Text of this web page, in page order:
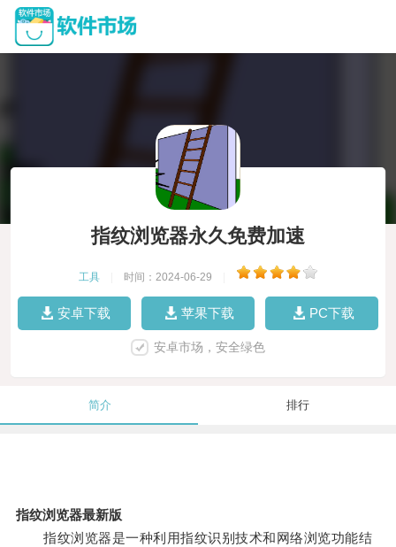
指纹浏览器永久免费加速
工具 时间：2024-06-29
安卓下载 苹果下载 PC下载
安卓市场，安全绿色
简介 排行
指纹浏览器最新版
指纹浏览器是一种利用指纹识别技术和网络浏览功能结